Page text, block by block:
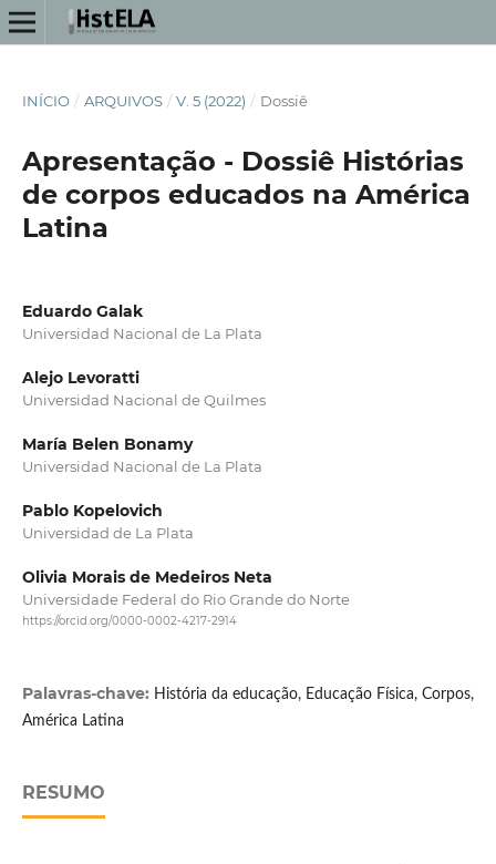
INÍCIO / ARQUIVOS / V. 5 (2022) / Dossiê
Apresentação - Dossiê Histórias
de corpos educados na América
Latina
Eduardo Galak
Universidad Nacional de La Plata
Alejo Levoratti
Universidad Nacional de Quilmes
María Belen Bonamy
Universidad Nacional de La Plata
Pablo Kopelovich
Universidad de La Plata
Olivia Morais de Medeiros Neta
Universidade Federal do Rio Grande do Norte
https://orcid.org/0000-0002-4217-2914
Palavras-chave: História da educação, Educação Física, Corpos,
América Latina
RESUMO